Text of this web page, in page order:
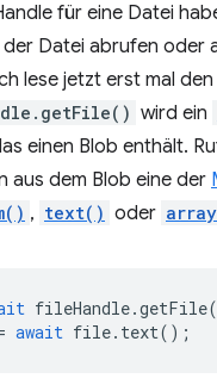
für eine Datei
Datei abrufen oder
lese jetzt erst mal den
wird ein
einen Blob enthält.
aus dem Blob eine der
, text() oder
fileHandle.getFile
await file. text();